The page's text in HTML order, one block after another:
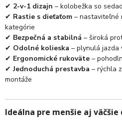
✔ 2-v-1 dizajn – kolobežka so
✔ Rastie s dieťaťom – nastaviteľné
kategórie
✔ Bezpečná a stabilná – široká
✔ Odolné kolieska – plynulá jazda
✔ Ergonomické rukoväte –
✔Jednoduchá prestavba – rýchla
montáže
Ideálna pre menšie aj väčšie